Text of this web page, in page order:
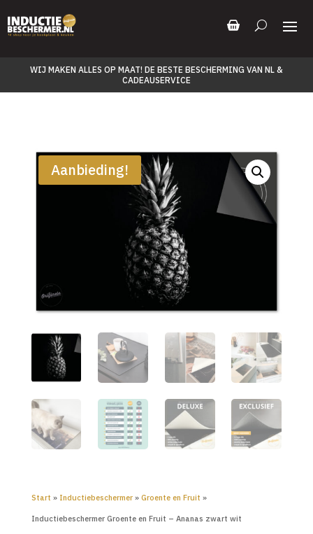
WIJ MAKEN ALLES OP MAAT! DE BESTE BESCHERMING VAN NL &
CADEAUSERVICE
Aanbieding!
Start » Inductiebeschermer» Groente en Fruit »
Inductiebeschermer Groente en Fruit – Ananas zwart wit